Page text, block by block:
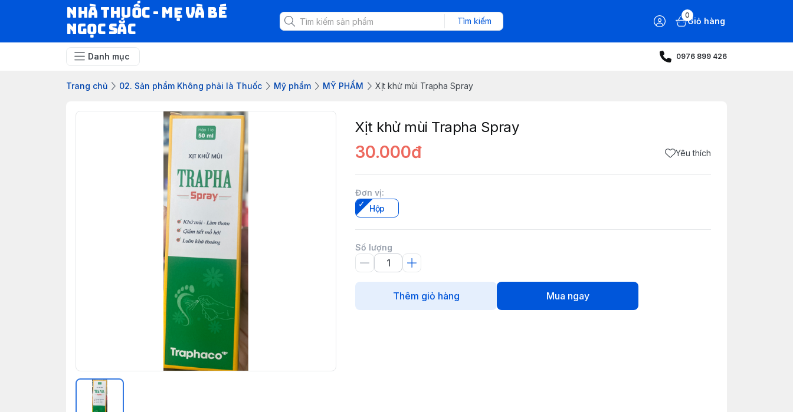
Nhà Thuốc - Mẹ và Bé
Ngọc Sắc
Tìm kiếm
0
Giỏ hàng
Danh mục 0976 899 426
Trang chủ 02. Sản phẩm Không phải là Thuốc Mỹ phẩm MỸ PHẨM Xịt khử mùi Trapha Spray
Xịt khử mùi Trapha Spray
30.000đ Yêu thích
Đơn vị:
Hộp
Số lượng
Thêm giỏ hàng Mua ngay